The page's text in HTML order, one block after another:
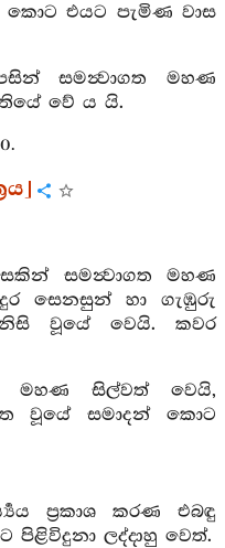
කොට එයට පැමිණ වාස
සමන්‍වාගත මහණ
වේ ය යි.
සමන්‍වාගත මහණ
සෙනසුන් හා ගැඹුරු
වූයේ වෙයි. කවර
මහණ සිල්වත් වෙයි,
වූයේ සමාදන් කොට
ප්‍රකාශ කරණ එබඳු
ලද්දාහු වෙත්.